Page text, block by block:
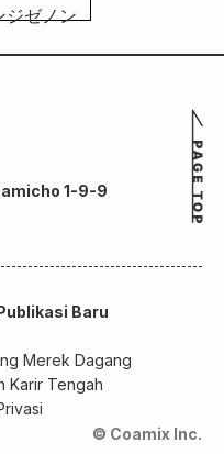
1-9-9
Baru
Merek Dagang
Karir Tengah
© Coamix Inc.